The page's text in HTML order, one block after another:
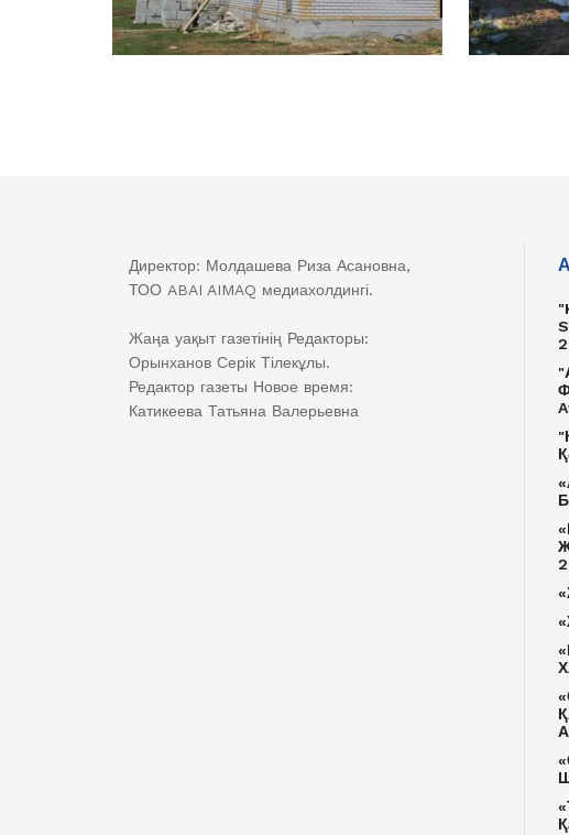
Директор: Молдашева Риза Асановна,
ТОО ABAI AIMAQ медиахолдингі.
Жаңа уақыт газетінің Редакторы:
Орынханов Серік Тілекұлы.
Редактор газеты Новое время:
Катикеева Татьяна Валерьевна